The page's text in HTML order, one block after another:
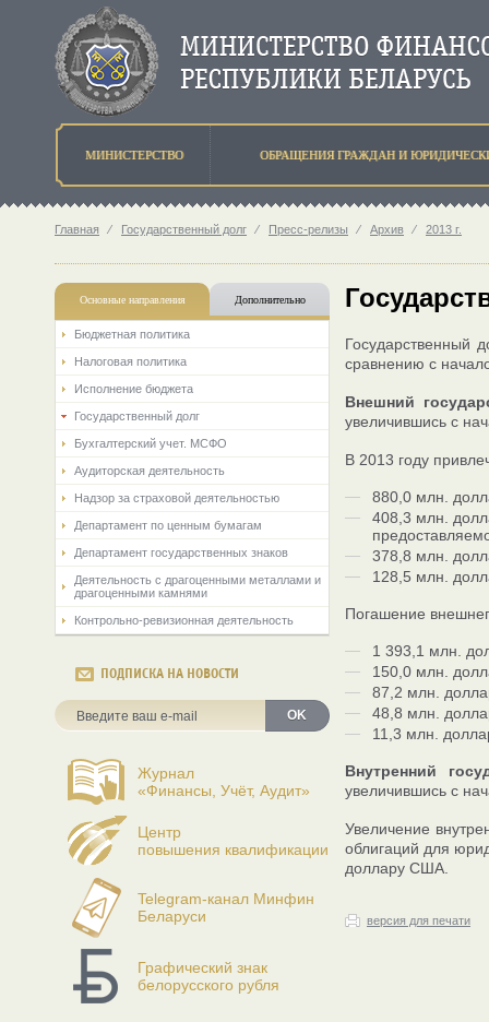
МИНИСТЕРСТВО ОБРАЩЕНИЯ ГРАЖДАН И
Главная ⁄ Государственный долг ⁄ Пресс-релизы ⁄ Архив ⁄ 2013 г.
Основные направления Дополнительно
Бюджетная политика
Налоговая политика
Исполнение бюджета
Государственный долг
Бухгалтерский учет. МСФО
Аудиторская деятельность
Надзор за страховой деятельностью
Департамент по ценным бумагам
Департамент государственных знаков
Деятельность с драгоценными металлами и
драгоценными камнями
Контрольно-ревизионная деятельность
ПОДПИСКА НА НОВОСТИ
OK
Журнал
«Финансы, Учёт, Аудит»
Центр
повышения квалификации
Telegram-канал Минфин
Беларуси
Графический знак
белорусского рубля
Государственный
сравнению с
Внешний
увеличившись с
В 2013 году
880,0 млн.
408,3 млн.
378,8 млн.
128,5 млн.
Погашение
1 393,1 млн.
150,0 млн.
87,2 млн.
48,8 млн.
11,3 млн.
Внутренний
увеличившись с
Увеличение
облигаций для
доллару США.
версия для печати